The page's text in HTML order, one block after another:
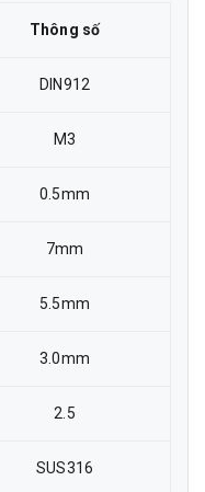
Thông số
DIN912
M3
0.5mm
7mm
5.5mm
3.0mm
2.5
SUS316